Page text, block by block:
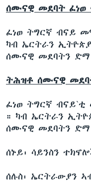
ሰሙናዊ መደባት ፈነወ
ፈነወ ትግርኛ ብናይ
ካብ ኤርትራን
ሰሙናዊ መደባትን ድማ
ትሕዝቶ ሰሙናዊ
ፈነወ ትግርኛ
። ካብ ኤርትራን
ሰሙናዊ መደባትን ድማ
ሰኑይ፡ ሳይንስን
ሰሉስ፡ ኤርትራውያን